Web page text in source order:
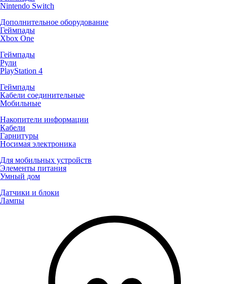
Nintendo Switch
Дополнительное оборудование
Геймпады
Xbox One
Геймпады
Рули
PlayStation 4
Геймпады
Кабели соединительные
Мобильные
Накопители информации
Кабели
Гарнитуры
Носимая электроника
Для мобильных устройств
Элементы питания
Умный дом
Датчики и блоки
Лампы